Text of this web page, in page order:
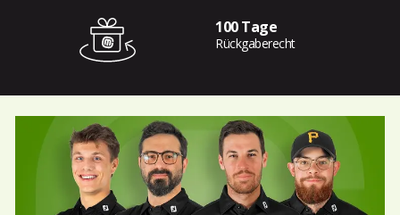
100 Tage
Rückgaberecht